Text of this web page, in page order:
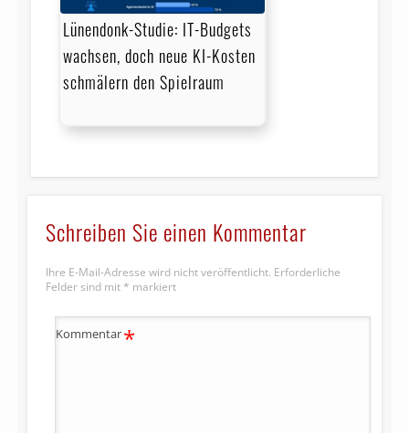
Lünendonk-Studie: IT-Budgets
wachsen, doch neue KI-Kosten
schmälern den Spielraum
Schreiben Sie einen Kommentar
Ihre E-Mail-Adresse wird nicht veröffentlicht. Erforderliche
Felder sind mit * markiert
Kommentar*